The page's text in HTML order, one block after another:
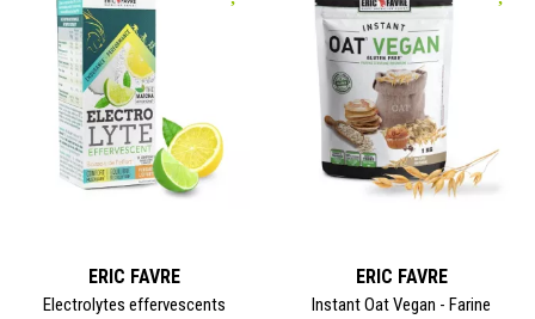
ERIC FAVRE
Electrolytes effervescents
ERIC FAVRE
Instant Oat Vegan - Farine